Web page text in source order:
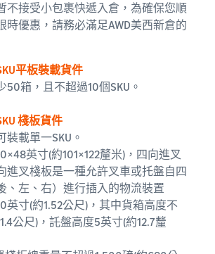
不接受小包裹快遞入倉，為確保您順
時優惠，請務必滿足AWD美西新倉的
平板裝載貨件
50箱，且不超過10個SKU。
棧板貨件
載單一SKU。
英寸(約101×122釐米)，四向進叉
進叉棧板是一種允許叉車或托盤自四
、左、右）進行插入的物流裝置
寸(約1.52公尺)，其中貨箱高度不
公尺)，託盤高度5英寸(約12.7釐